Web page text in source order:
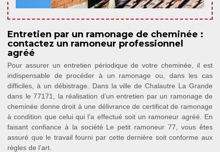
Entretien par un ramonage de cheminée :
contactez un ramoneur professionnel
agréé
Pour assurer un entretien périodique de votre cheminée, il est
indispensable de procéder à un ramonage ou, dans les cas
difficiles, à un débistrage. Dans la ville de Chalautre La Grande
dans le 77171, la réalisation d’un entretien par un ramonage de
cheminée donne droit à une délivrance de certificat de ramonage
à condition que celui qui l’a effectué soit un ramoneur agréé. En
faisant confiance à la société Le petit ramoneur 77, vous êtes
assuré que le travail fourni par cette dernière soit conforme aux
règles de l’art.